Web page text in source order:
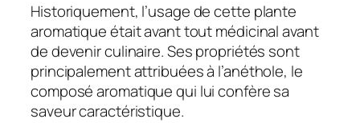
Historiquement, l’usage de cette plante
aromatique était avant tout médicinal avant
de devenir culinaire. Ses propriétés sont
principalement attribuées à l’anéthole, le
composé aromatique qui lui confère sa
saveur caractéristique.